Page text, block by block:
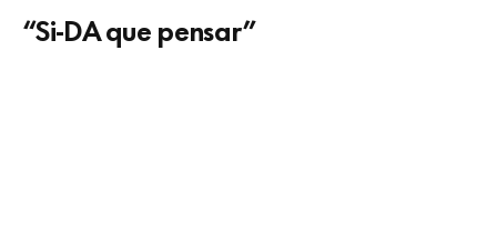
“Si-DA que pensar”